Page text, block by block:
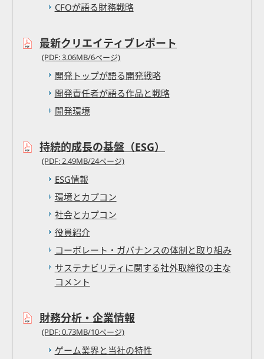
CFOが語る財務戦略
最新クリエイティブレポート
(PDF: 3.06MB/6ページ)
開発トップが語る開発戦略
開発責任者が語る作品と戦略
開発環境
持続的成長の基盤（ESG）
(PDF: 2.49MB/24ページ)
ESG情報
環境とカプコン
社会とカプコン
役員紹介
コーポレート・ガバナンスの体制と取り組み
サステナビリティに関する社外取締役の主な
コメント
財務分析・企業情報
(PDF: 0.73MB/10ページ)
ゲーム業界と当社の特性